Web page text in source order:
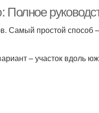
Самый простой способ
– участок вдоль